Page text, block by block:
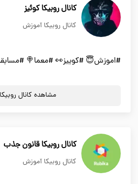
کانال روبیکا کوئیز
کانال روبیکا آموزش
#اموزش😇 #کوییز👀 #معما🍭
مشاهده کانال روبیکا
کانال روبیکا قانون جذب
کانال روبیکا آموزش